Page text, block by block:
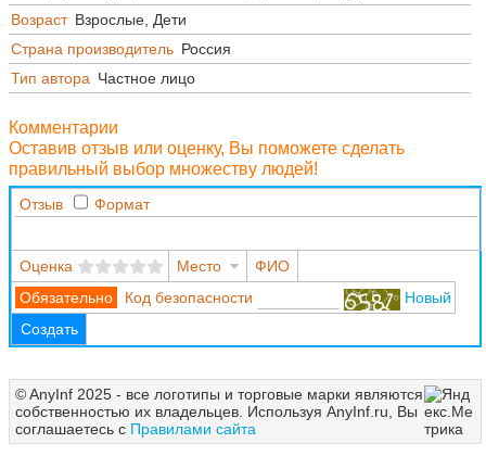
Возраст Взрослые, Дети
Страна производитель Россия
Тип автора Частное лицо
Комментарии
Оставив отзыв или оценку, Вы поможете сделать
правильный выбор множеству людей!
Отзыв Формат
Оценка Место
ФИО
Код безопасности
Новый
Создать
© AnyInf 2025 - все логотипы и торговые марки являются
собственностью их владельцев. Используя AnyInf.ru, Вы
соглашаетесь с Правилами сайта